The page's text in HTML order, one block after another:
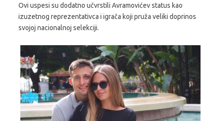
Ovi uspesi su dodatno učvrstili Avramovićev status kao
izuzetnog reprezentativca i igrača koji pruža veliki doprinos
svojoj nacionalnoj selekciji.